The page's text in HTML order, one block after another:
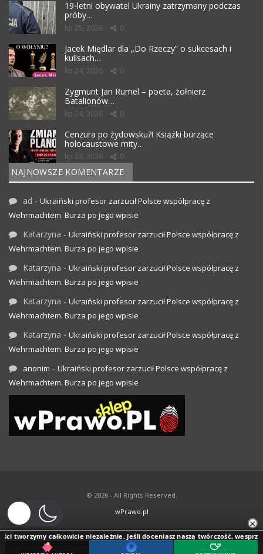
19-letni obywatel Ukrainy zatrzymany podczas
próby…
lip 25, 2026 0
Jacek Międlar dla „Do Rzeczy” o sukcesach i
kulisach…
lip 24, 2026 0
Zygmunt Jan Rumel – poeta, żołnierz
Batalionów…
lip 24, 2026 0
Cenzura po żydowsku?! Książki burzące
holocaustowe mity…
lip 23, 2026 0
NAJNOWSZE KOMENTARZE
ad - Ukraiński profesor zarzucił Polsce współpracę z
Wehrmachtem. Burza po jego wpisie
Katarzyna - Ukraiński profesor zarzucił Polsce współpracę z
Wehrmachtem. Burza po jego wpisie
Katarzyna - Ukraiński profesor zarzucił Polsce współpracę z
Wehrmachtem. Burza po jego wpisie
Katarzyna - Ukraiński profesor zarzucił Polsce współpracę z
Wehrmachtem. Burza po jego wpisie
Katarzyna - Ukraiński profesor zarzucił Polsce współpracę z
Wehrmachtem. Burza po jego wpisie
anonim - Ukraiński profesor zarzucił Polsce współpracę z
Wehrmachtem. Burza po jego wpisie
© 2026 - All Rights Reserved.
wPrawo.pl
×
tworzymy całkowicie niezależnie. Jeśli doceniasz naszą twórczość, wesprzyj